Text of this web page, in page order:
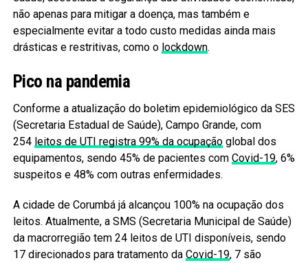
não apenas para mitigar a doença, mas também e
especialmente evitar a todo custo medidas ainda mais
drásticas e restritivas, como o lockdown.
Pico na pandemia
Conforme a atualização do boletim epidemiológico da SES
(Secretaria Estadual de Saúde), Campo Grande, com
254 leitos de UTI registra 99% da ocupaçãoglobal dos
equipamentos, sendo 45% de pacientes com Covid-19, 6%
suspeitos e 48% com outras enfermidades.
A cidade de Corumbá já alcançou 100% na ocupação dos
leitos. Atualmente, a SMS (Secretaria Municipal de Saúde)
da macrorregião tem 24 leitos de UTI disponíveis, sendo
17 direcionados para tratamento da Covid-19, 7 são